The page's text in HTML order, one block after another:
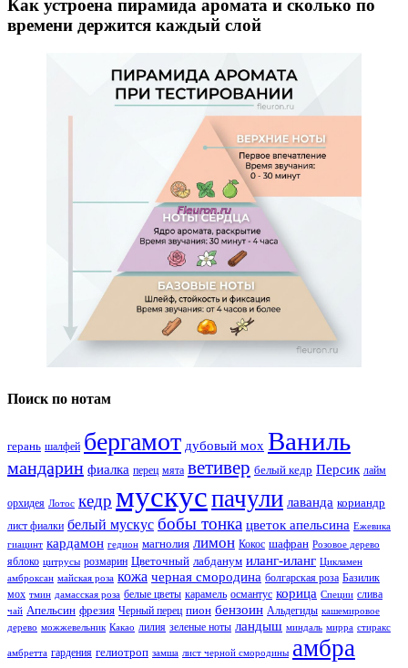
Как устроена пирамида аромата и сколько по
времени держится каждый слой
Поиск по нотам
герань шалфей бергамот дубовый мох Ваниль
мандарин фиалка перец мята ветивер белый кедр Персик лайм
орхидея Лотос кедр мускуспачули лаванда кориандр
лист фиалки белый мускус бобы тонка цветок апельсина Ежевика
гиацинт кардамон гедион магнолия лимон Кокос шафран Розовое дерево
яблоко цитрусы розмарин Цветочный лабданум иланг-иланг Цикламен
амброксан майская роза кожа черная смородина болгарская роза Базилик
мох тмин дамасская роза белые цветы карамель османтус корица Специи слива
чай Апельсин фрезия Черный перец пион бензоин Альдегиды кашемировое
дерево можжевельник Какао лилия зеленые ноты ландыш миндаль мирра стиракс
амбретта гардения гелиотроп замша лист черной смородины амбра